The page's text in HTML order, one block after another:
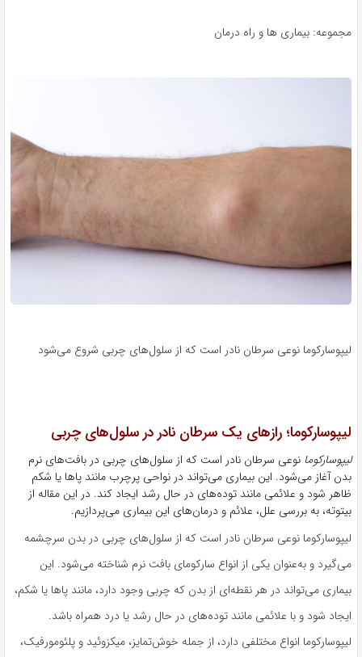
مجموعه: بیماری ها و راه درمان
لیپوسارکوما نوعی سرطان نادر است که از سلول‌های چربی شروع می‌شود
لیپوسارکوما؛ رازهای یک سرطان نادر در سلول‌های چربی
لیپوسارکوما نوعی سرطان نادر است که از سلول‌های چربی در بافت‌های نرم
بدن آغاز می‌شود. این بیماری می‌تواند در نواحی پرچرب مانند پاها یا شکم
ظاهر شود و علائمی مانند توده‌های در حال رشد ایجاد کند. در این مقاله از
بیتوته، به بررسی علل، علائم و درمان‌های این بیماری می‌پردازیم.
لیپوسارکوما نوعی سرطان نادر است که از سلول‌های چربی در بدن سرچشمه
می‌گیرد و به‌عنوان یکی از انواع سارکومای بافت نرم شناخته می‌شود. این
بیماری می‌تواند در هر نقطه‌ای از بدن که چربی وجود دارد، مانند پاها یا شکم،
ایجاد شود و با علائمی مانند توده‌های در حال رشد یا درد همراه باشد.
لیپوسارکوما انواع مختلفی دارد، از جمله خوش‌تمایز، میکزوئید و پلئومورفیک،